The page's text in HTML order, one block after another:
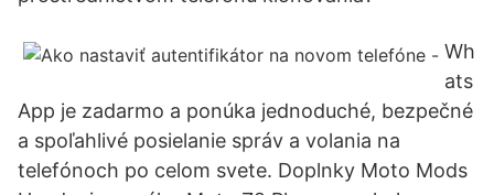
Wh
ats
App je zadarmo a ponúka jednoduché, bezpečné
a spoľahlivé posielanie správ a volania na
telefónoch po celom svete. Doplnky Moto Mods